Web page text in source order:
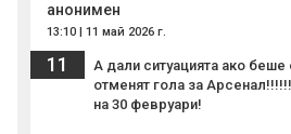
анонимен
13:10 | 11 май 2026 г.
11
А дали ситуацията ако
отменят гола за
на 30 февруари!